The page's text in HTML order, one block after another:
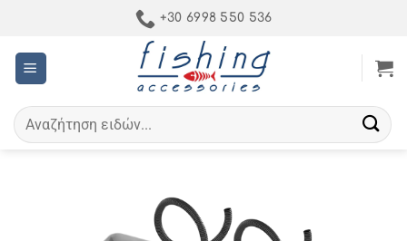
περιεχόμενο
+30 6998 550 536
Αναζήτηση
για: